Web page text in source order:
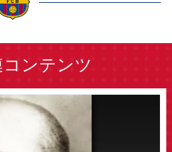
コンテンツ
FCB Barcelona badge